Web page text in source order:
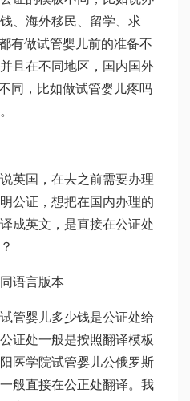
、海外移民、留学、求
有做试管婴儿前的准备不
且在不同地区，国内国外
同，比如做试管婴儿疼吗
英国，在去之前需要办理
公证，想把在国内办理的
成英文，是直接在公证处
语言版本
管婴儿多少钱是公证处给
证处一般是按照翻译模板
医学院试管婴儿公俄罗斯
般直接在公正处翻译。我